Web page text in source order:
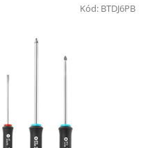
Kód: BTDJ6PB